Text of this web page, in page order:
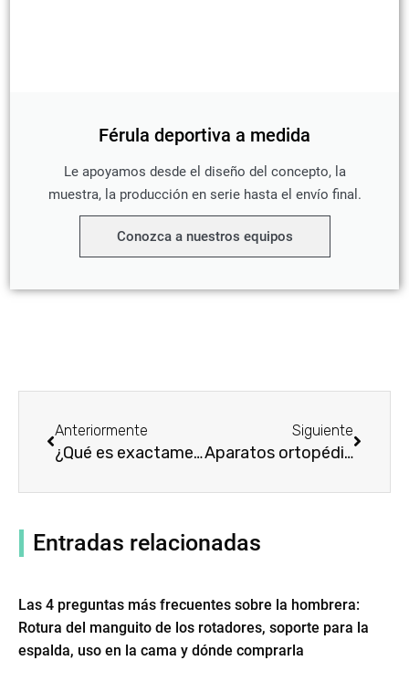
Férula deportiva a medida
Le apoyamos desde el diseño del concepto, la
muestra, la producción en serie hasta el envío final.
Conozca a nuestros equipos
Anteriormente
¿Qué es exactamente una órtesis toracolumbosacra (TLSO) para la espalda?
Siguiente
Aparatos ortopédicos torácicos para la parte superior de la espalda y la columna vertebral
Entradas relacionadas
Las 4 preguntas más frecuentes sobre la hombrera:
Rotura del manguito de los rotadores, soporte para la
espalda, uso en la cama y dónde comprarla